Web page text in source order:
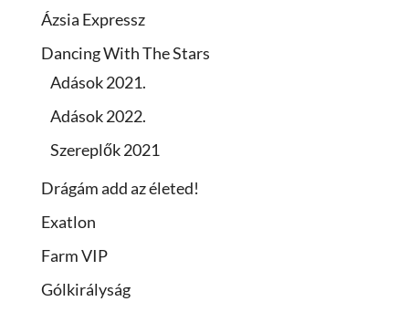
Ázsia Expressz
Dancing With The Stars
Adások 2021.
Adások 2022.
Szereplők 2021
Drágám add az életed!
Exatlon
Farm VIP
Gólkirályság